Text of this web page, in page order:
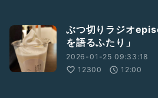
ぶつ切りラジオ
を語るふたり」
2026-01-25 09:33:18
12300
12:00